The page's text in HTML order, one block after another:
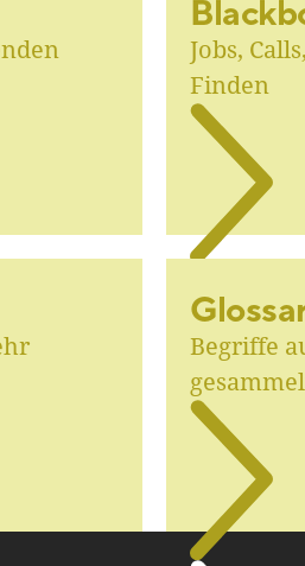
Jobs,
Finden
Begriffe